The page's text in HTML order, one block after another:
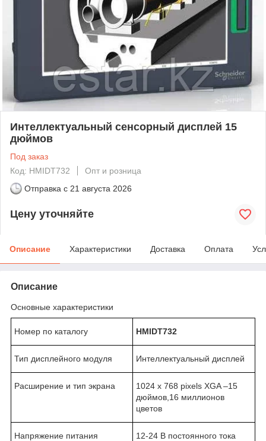
Интеллектуальный сенсорный дисплей 15
дюймов
Под заказ
Код: HMIDT732
Опт и розница
Отправка с 21 августа 2026
Цену уточняйте
Описание Характеристики Доставка Оплата
Описание
Основные характеристики
Номер по каталогу HMIDT732
Тип дисплейного модуля Интеллектуальный дисплей
Расширение и тип экрана
1024 x 768 pixels XGA –15
дюймов,16 миллионов
цветов
Напряжение питания 12-24 В постоянного тока